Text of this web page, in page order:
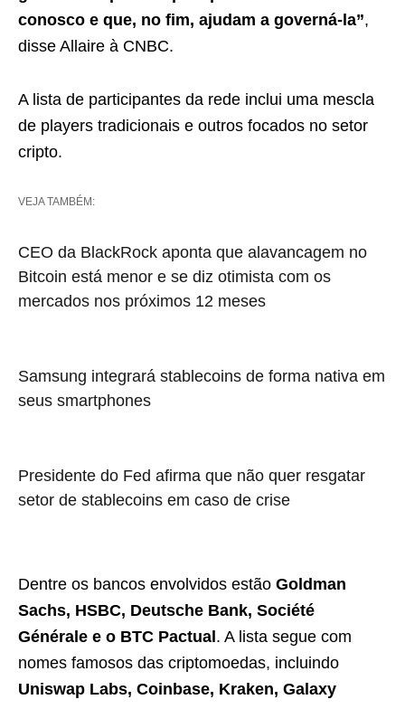
conosco e que, no fim, ajudam a governá-la”,
disse Allaire à CNBC.
A lista de participantes da rede inclui uma mescla
de players tradicionais e outros focados no setor
cripto.
VEJA TAMBÉM:
CEO da BlackRock aponta que alavancagem no
Bitcoin está menor e se diz otimista com os
mercados nos próximos 12 meses
Samsung integrará stablecoins de forma nativa em
seus smartphones
Presidente do Fed afirma que não quer resgatar
setor de stablecoins em caso de crise
Dentre os bancos envolvidos estão Goldman
Sachs, HSBC, Deutsche Bank, Société
Générale e o BTC Pactual. A lista segue com
nomes famosos das criptomoedas, incluindo
Uniswap Labs, Coinbase, Kraken, Galaxy